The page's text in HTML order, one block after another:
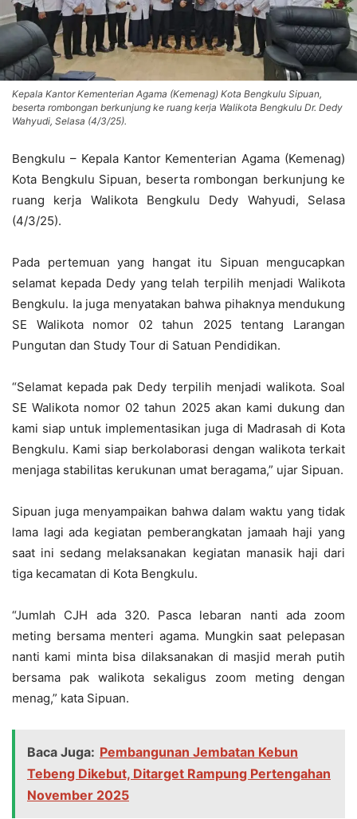
Kepala Kantor Kementerian Agama (Kemenag) Kota Bengkulu Sipuan,
beserta rombongan berkunjung ke ruang kerja Walikota Bengkulu Dr. Dedy
Wahyudi, Selasa (4/3/25).
Bengkulu – Kepala Kantor Kementerian Agama (Kemenag)
Kota Bengkulu Sipuan, beserta rombongan berkunjung ke
ruang kerja Walikota Bengkulu Dedy Wahyudi, Selasa
(4/3/25).
Pada pertemuan yang hangat itu Sipuan mengucapkan
selamat kepada Dedy yang telah terpilih menjadi Walikota
Bengkulu. Ia juga menyatakan bahwa pihaknya mendukung
SE Walikota nomor 02 tahun 2025 tentang Larangan
Pungutan dan Study Tour di Satuan Pendidikan.
“Selamat kepada pak Dedy terpilih menjadi walikota. Soal
SE Walikota nomor 02 tahun 2025 akan kami dukung dan
kami siap untuk implementasikan juga di Madrasah di Kota
Bengkulu. Kami siap berkolaborasi dengan walikota terkait
menjaga stabilitas kerukunan umat beragama,” ujar Sipuan.
Sipuan juga menyampaikan bahwa dalam waktu yang tidak
lama lagi ada kegiatan pemberangkatan jamaah haji yang
saat ini sedang melaksanakan kegiatan manasik haji dari
tiga kecamatan di Kota Bengkulu.
“Jumlah CJH ada 320. Pasca lebaran nanti ada zoom
meting bersama menteri agama. Mungkin saat pelepasan
nanti kami minta bisa dilaksanakan di masjid merah putih
bersama pak walikota sekaligus zoom meting dengan
menag,” kata Sipuan.
Baca Juga: Pembangunan Jembatan Kebun
Tebeng Dikebut, Ditarget Rampung Pertengahan
November 2025